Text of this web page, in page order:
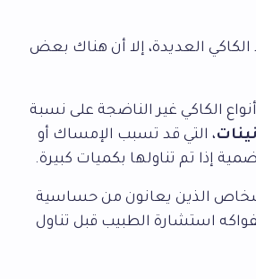
الكاكي العديدة، إلا أن هناك بعض
الكاكي غير الناضجة على نسبة
، التي قد تسبب الإمساك أو
إذا تم تناولها بكميات كبيرة.
الذين يعانون من حساسية
استشارة الطبيب قبل تناول